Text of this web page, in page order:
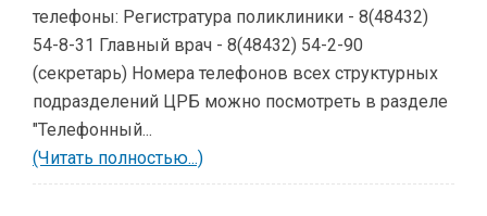
телефоны: Регистратура поликлиники - 8(48432)
54-8-31 Главный врач - 8(48432) 54-2-90
(секретарь) Номера телефонов всех структурных
подразделений ЦРБ можно посмотреть в разделе
"Телефонный...
(Читать полностью...)